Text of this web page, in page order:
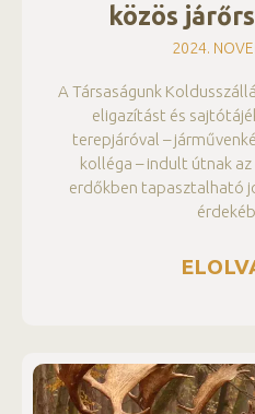
közös
2024.
A Társaságunk
eligazítást és
terepjáróval –
kolléga – indult útnak
erdőkben tapasztalható